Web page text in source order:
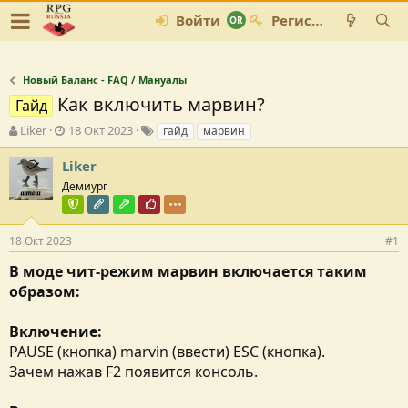
Войти Регистрация
Новый Баланс - FAQ / Мануалы
Гайд Как включить марвин?
А
в
т
о
р
е
м
Liker
Д
а
т
а
с
о
з
д
н
и
18 Окт 2023
Т
е
гайд марвин
Liker
Демиург
Команда форума
Редактор раздела
Модостроитель
Почётный пользователь
18 Окт 2023 #1
В моде чит-режим марвин включается таким
образом:
Включение:
PAUSE (кнопка) marvin (ввести) ESC (кнопка).
Зачем нажав F2 появится консоль.